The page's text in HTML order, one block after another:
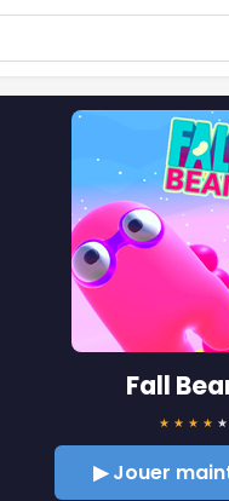
Fall
★ ★ ★ ★ ★
▶ Jouer